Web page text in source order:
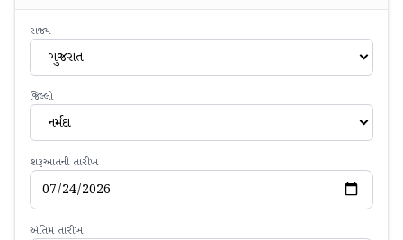
રાજ્ય
ગુજરાત
જિલ્લો
નર્મદા
શરૂઆતની તારીખ
અંતિમ તારીખ